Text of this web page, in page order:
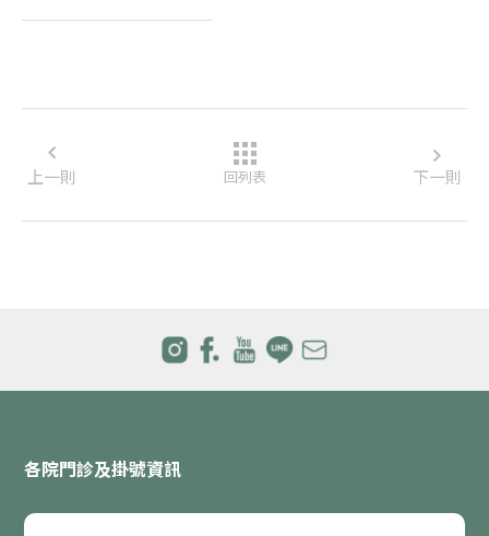
上一則 回列表 下一則
各院門診及掛號資訊